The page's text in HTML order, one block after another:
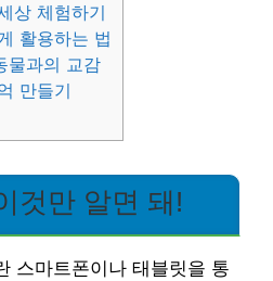
상 체험하기
활용하는 법
물과의 교감
만들기
것만 알면 돼!
스마트폰이나 태블릿을 통